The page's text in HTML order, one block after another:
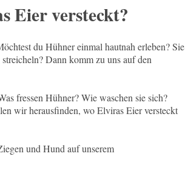
Eier versteckt?
du Hühner einmal hautnah erleben? Sie
Dann komm zu uns auf den
fressen Hühner? Wie waschen sie sich?
wir herausfinden, wo Elviras Eier versteckt
und Hund auf unserem